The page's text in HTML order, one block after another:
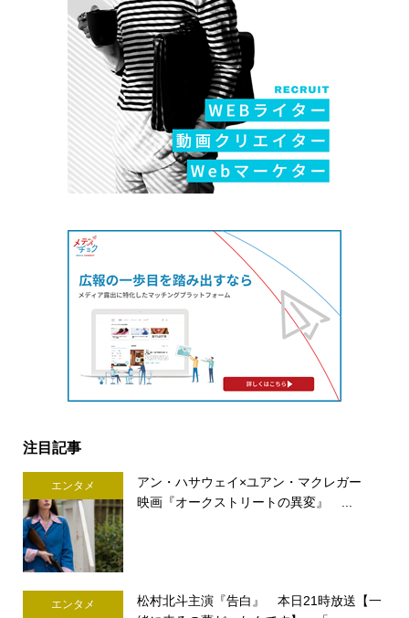
注目記事
エンタメ
アン・ハサウェイ×ユアン・マクレガー
映画『オークストリートの異変』 ...
エンタメ
松村北斗主演『告白』 本日21時放送【一